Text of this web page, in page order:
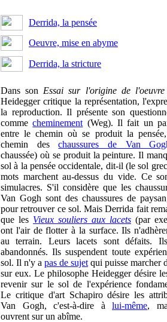
Derrida, la pensée
Oeuvre, mise en abyme
Derrida, la stricture
Dans son Essai sur l'origine de
Heidegger critique la représentation,
la reproduction. Il présente son
commecheminement (Weg). Il fait un
entre le chemin où se produit la
chemin deschaussures de Van
chaussée) où se produit la peinture. Il
sol à la pensée occidentale, dit-il (le sol
mots marchent au-dessus du vide. Ce
simulacres. S'il considère que les
Van Gogh sont des chaussures de
pour retrouver ce sol. Mais Derrida fait
que les Vieux souliers aux lacets (par
ont l'air de flotter à la surface. Ils
au terrain. Leurs lacets sont défaits.
abandonnés. Ils suspendent toute
sol. Il n'y a pas de sujet qui puisse marcher
sur eux. Le philosophe Heidegger désire
revenir sur le sol de l'expérience
Le critique d'art Schapiro désire les
Van Gogh, c'est-à-dire à lui-même,
ouvrent sur un abîme.